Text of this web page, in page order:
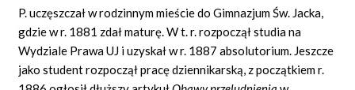
GRAF POWIĄZAŃ
DYSKUSJA
Mapa
P. uczęszczał w rodzinnym mieście do Gimnazjum Św. Jacka,
gdzie w r. 1881 zdał maturę. W t. r. rozpoczął studia na
Wydziale Prawa UJ i uzyskał w r. 1887 absolutorium. Jeszcze
jako student rozpoczął pracę dziennikarską, z początkiem r.